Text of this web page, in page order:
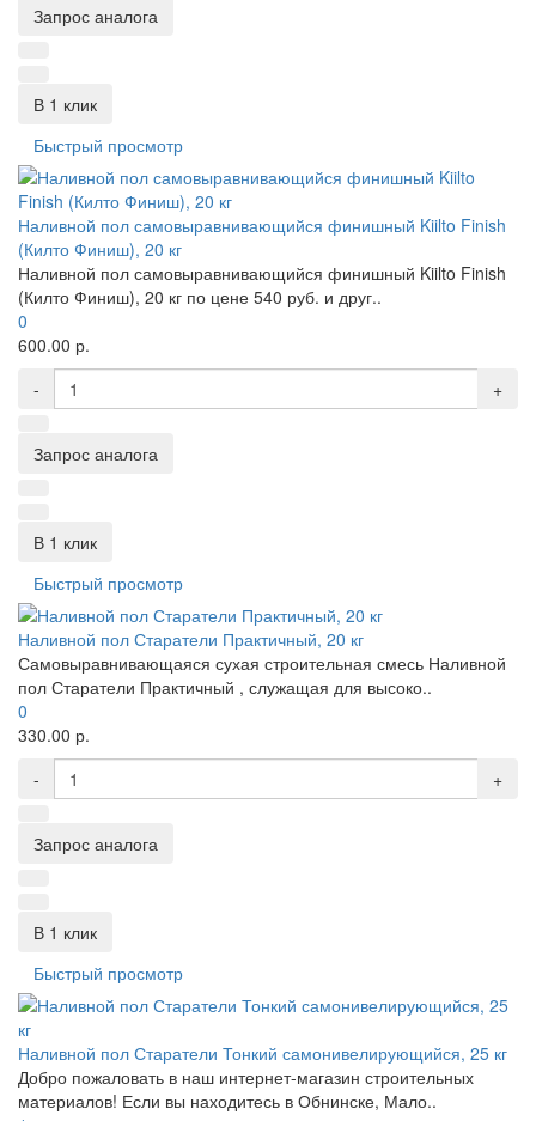
Запрос аналога
В 1 клик
Быстрый просмотр
Наливной пол самовыравнивающийся финишный Kiilto Finish
(Килто Финиш), 20 кг
Наливной пол самовыравнивающийся финишный Kiilto Finish
(Килто Финиш), 20 кг по цене 540 руб. и друг..
0
600.00 р.
-
+
Запрос аналога
В 1 клик
Быстрый просмотр
Наливной пол Старатели Практичный, 20 кг
Самовыравнивающаяся сухая строительная смесь Наливной
пол Старатели Практичный , служащая для высоко..
0
330.00 р.
-
+
Запрос аналога
В 1 клик
Быстрый просмотр
Наливной пол Старатели Тонкий самонивелирующийся, 25 кг
Добро пожаловать в наш интернет-магазин строительных
материалов! Если вы находитесь в Обнинске, Мало..